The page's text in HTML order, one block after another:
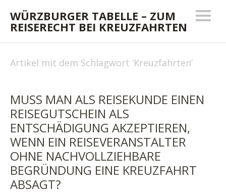
WÜRZBURGER TABELLE – ZUM
REISERECHT BEI KREUZFAHRTEN
Artikel mit dem Schlagwort ‘Kreuzfahrten’
MUSS MAN ALS REISEKUNDE EINEN
REISEGUTSCHEIN ALS
ENTSCHÄDIGUNG AKZEPTIEREN,
WENN EIN REISEVERANSTALTER
OHNE NACHVOLLZIEHBARE
BEGRÜNDUNG EINE KREUZFAHRT
ABSAGT?